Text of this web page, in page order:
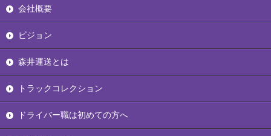
会社概要
ビジョン
森井運送とは
トラックコレクション
ドライバー職は初めての方へ